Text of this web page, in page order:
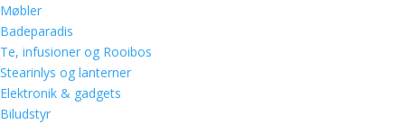
Møbler
Badeparadis
Te, infusioner og Rooibos
Stearinlys og lanterner
Elektronik & gadgets
Biludstyr